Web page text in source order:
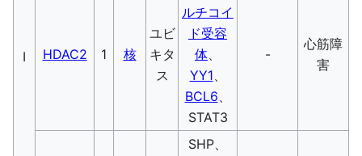
I HDAC2 1 核
ユビ
キタ
ス
ルチコイ
ド受容
体、
YY1、
BCL6、
STAT3
-
心筋障
害
SHP、